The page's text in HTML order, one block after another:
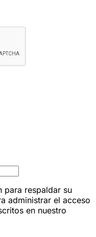
para respaldar su
administrar el acceso
en nuestro